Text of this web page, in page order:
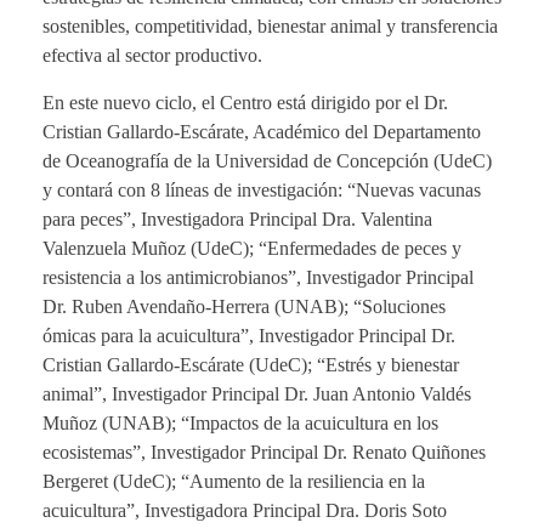
sostenibles, competitividad, bienestar animal y transferencia
efectiva al sector productivo.
En este nuevo ciclo, el Centro está dirigido por el Dr.
Cristian Gallardo-Escárate, Académico del Departamento
de Oceanografía de la Universidad de Concepción (UdeC)
y contará con 8 líneas de investigación: “Nuevas vacunas
para peces”, Investigadora Principal Dra. Valentina
Valenzuela Muñoz (UdeC); “Enfermedades de peces y
resistencia a los antimicrobianos”, Investigador Principal
Dr. Ruben Avendaño-Herrera (UNAB); “Soluciones
ómicas para la acuicultura”, Investigador Principal Dr.
Cristian Gallardo-Escárate (UdeC); “Estrés y bienestar
animal”, Investigador Principal Dr. Juan Antonio Valdés
Muñoz (UNAB); “Impactos de la acuicultura en los
ecosistemas”, Investigador Principal Dr. Renato Quiñones
Bergeret (UdeC); “Aumento de la resiliencia en la
acuicultura”, Investigadora Principal Dra. Doris Soto